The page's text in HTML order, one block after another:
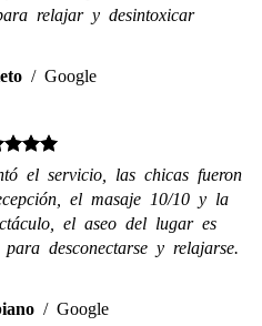
relajar y desintoxicar
/ Google
el servicio, las chicas fueron
el masaje 10/10 y la
el aseo del lugar es
desconectarse y relajarse.
/ Google